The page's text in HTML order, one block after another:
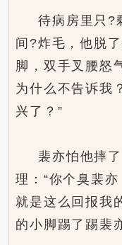
待病房里只?
间?炸毛，他脱
脚，双手叉腰怒
为什么不告诉我
兴了？”
裴亦怕他摔
理：“你个臭裴
就是这么回报我
的小脚踢了踢裴